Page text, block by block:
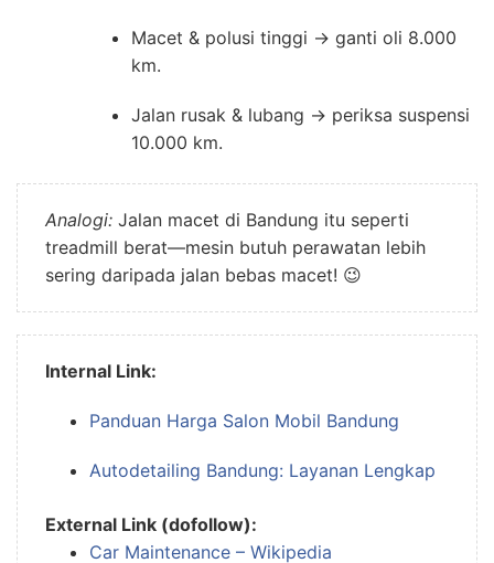
Macet & polusi tinggi → ganti oli 8.000
km.
Jalan rusak & lubang → periksa suspensi
10.000 km.
Analogi: Jalan macet di Bandung itu seperti
treadmill berat—mesin butuh perawatan lebih
sering daripada jalan bebas macet! 😉
Internal Link:
Panduan Harga Salon Mobil Bandung
Autodetailing Bandung: Layanan Lengkap
External Link (dofollow):
Car Maintenance – Wikipedia